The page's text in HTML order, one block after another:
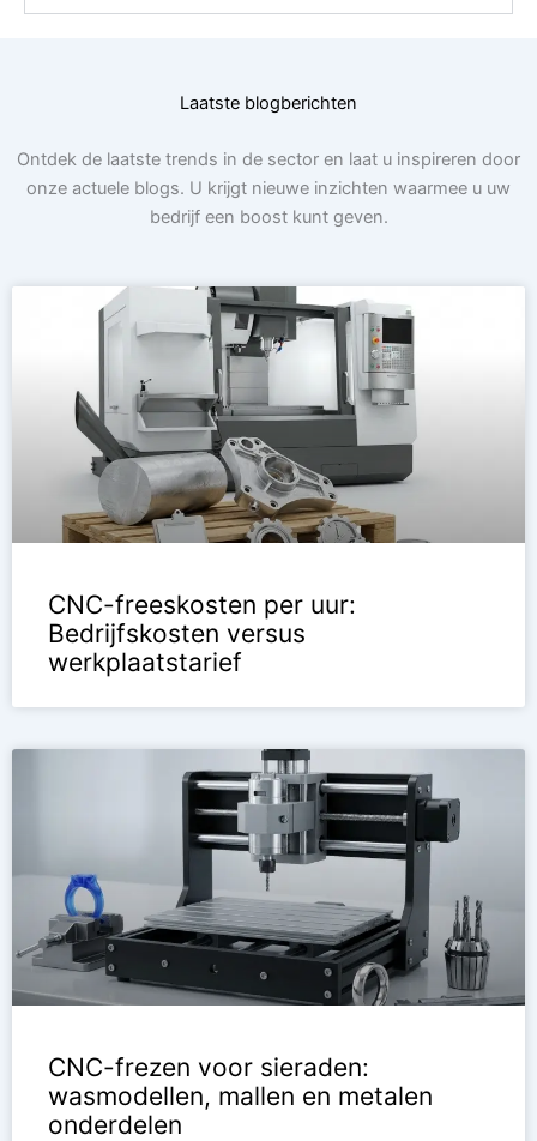
Laatste blogberichten
Ontdek de laatste trends in de sector en laat u inspireren door
onze actuele blogs. U krijgt nieuwe inzichten waarmee u uw
bedrijf een boost kunt geven.
CNC-freeskosten per uur:
Bedrijfskosten versus
werkplaatstarief
CNC-frezen voor sieraden:
wasmodellen, mallen en metalen
onderdelen